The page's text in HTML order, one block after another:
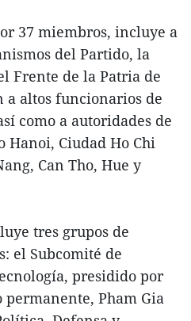
37 miembros, incluye a
del Partido, la
Frente de la Patria de
altos funcionarios de
como a autoridades de
Hanoi, Ciudad Ho Chi
Can Tho, Hue y
tres grupos de
el Subcomité de
presidido por
Pham Gia